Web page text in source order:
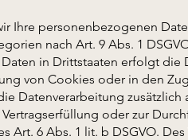
Ihre personenbezogenen
nach Art. 9 Abs. 1
in Drittstaaten erfolgt die
von Cookies oder in den
Datenverarbeitung zusätzlich
oder zur
6 Abs. 1 lit. b DSGVO.